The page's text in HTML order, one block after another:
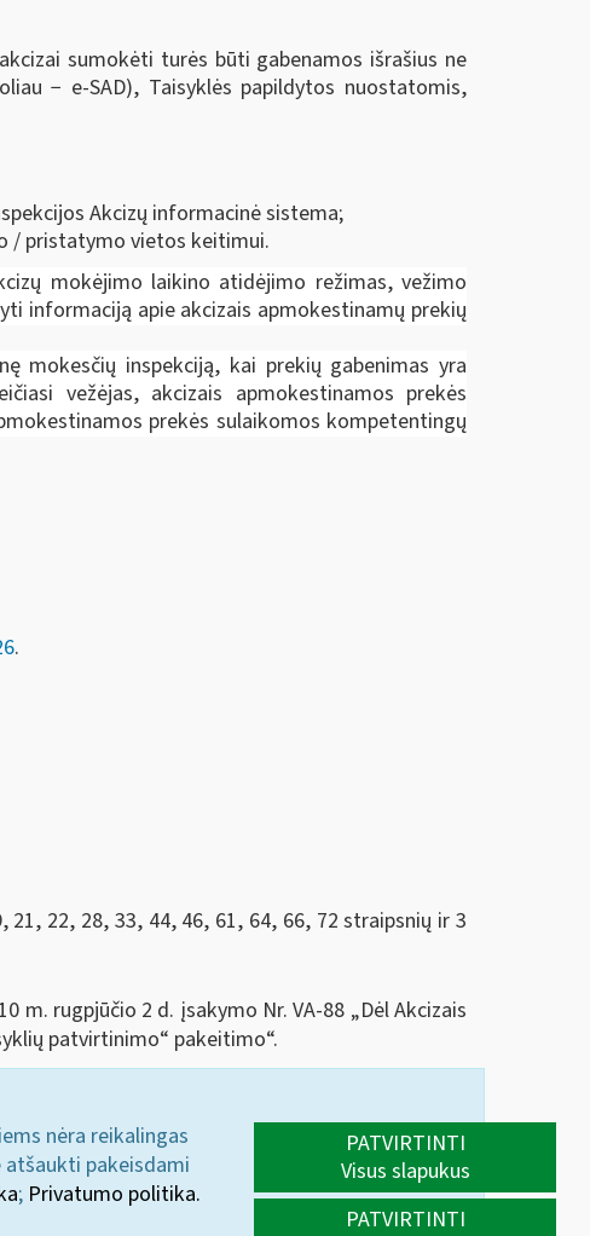
sumokėti turės būti gabenamos išrašius ne
− e-SAD), Taisyklės papildytos nuostatomis,
Akcizų informacinė sistema;
/ pristatymo vietos keitimui.
mokėjimo laikino atidėjimo režimas, vežimo
informaciją apie akcizais apmokestinamų prekių
mokesčių inspekciją, kai prekių gabenimas yra
vežėjas, akcizais apmokestinamos prekės
prekės sulaikomos kompetentingų
.
22, 28, 33, 44, 46, 61, 64, 66, 72 straipsnių ir 3
m. rugpjūčio 2 d. įsakymo Nr. VA-88 „Dėl Akcizais
patvirtinimo“ pakeitimo“.
nėra reikalingas
pakeisdami
; Privatumo politika.
PATVIRTINTI
Visus slapukus
PATVIRTINTI